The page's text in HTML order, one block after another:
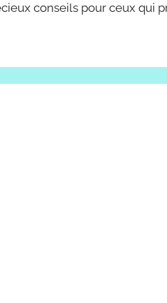
conseils pour ceux qui